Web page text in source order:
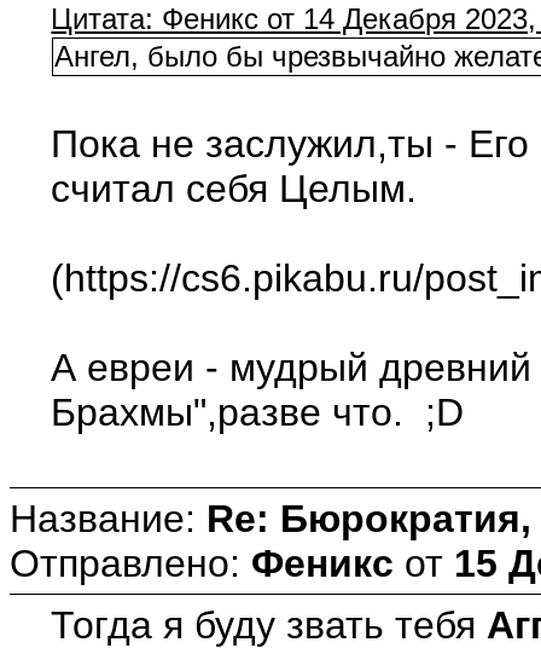
Цитата: Феникс от 14 Декабря
Ангел, было бы чрезвычайно
Пока не заслужил,ты -
считал себя Целым.
(https://cs6.pikabu.ru/
А евреи - мудрый
Брахмы",разве что. ;D
Название: Re: Бюрократия,
Отправлено: Феникс от 15
Тогда я буду звать тебя